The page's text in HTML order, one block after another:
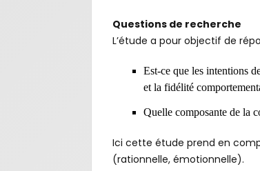
Questions de recherche
L’étude a pour objectif de
Est-ce que les intentions
et la fidélité
Quelle composante de la
Ici cette étude prend en
(rationnelle, émotionnelle).